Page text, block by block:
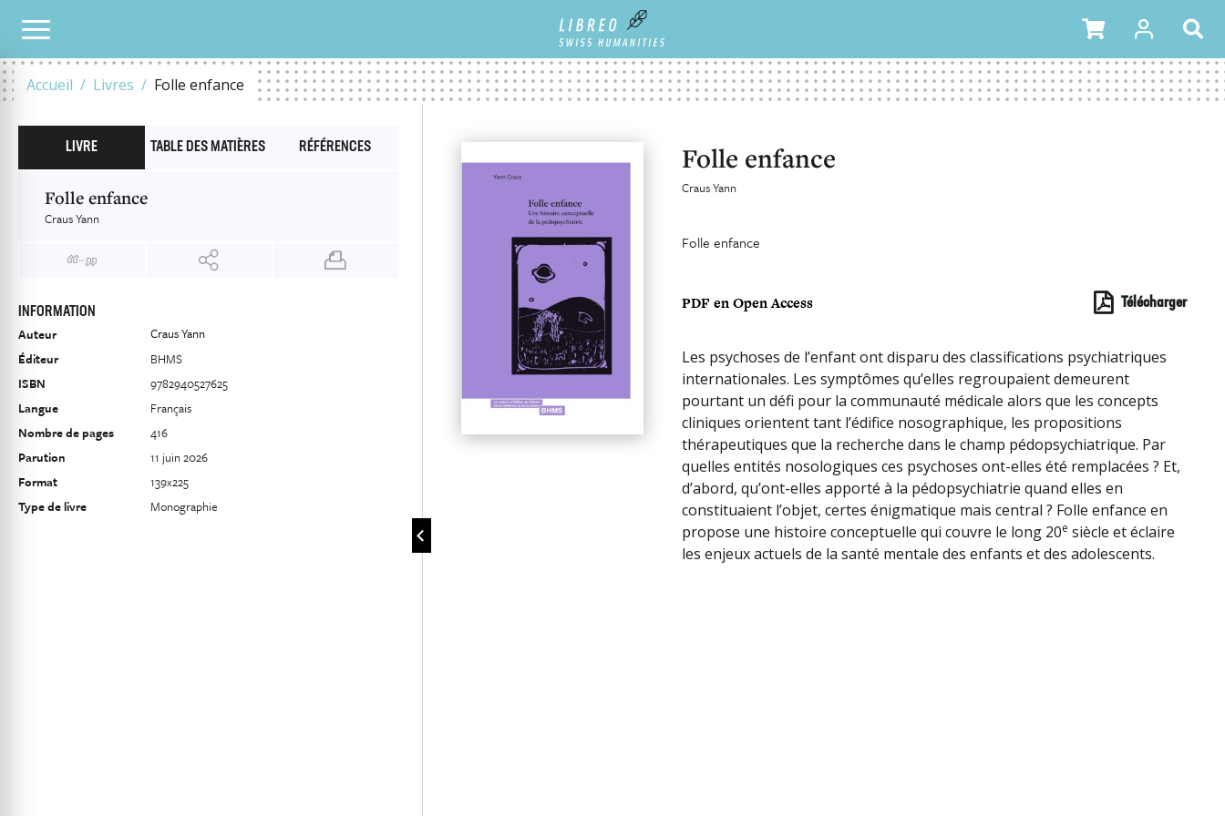
Accueil Livres Folle enfance
NOTRE CATALOGUE
Folle enfance
Craus Yann
Folle enfance
PDF en Open Access Télécharger
Les psychoses de l’enfant ont disparu des classifications psychiatriques
internationales. Les symptômes qu’elles regroupaient demeurent
pourtant un défi pour la communauté médicale alors que les concepts
cliniques orientent tant l’édifice nosographique, les propositions
thérapeutiques que la recherche dans le champ pédopsychiatrique. Par
quelles entités nosologiques ces psychoses ont-elles été remplacées ? Et,
d’abord, qu’ont-elles apporté à la pédopsychiatrie quand elles en
constituaient l’objet, certes énigmatique mais central ? Folle enfance en
propose une histoire conceptuelle qui couvre le long 20e siècle et éclaire
les enjeux actuels de la santé mentale des enfants et des adolescents.
LIVRE TABLE DES MATIÈRES RÉFÉRENCES
Folle enfance
Craus Yann
INFORMATION
Auteur
Craus Yann
Éditeur
BHMS
ISBN
9782940527625
Langue
Français
Nombre de pages
416
Parution
11 juin 2026
Format
139x225
Type de livre
Monographie